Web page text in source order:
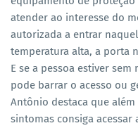
atender ao interesse do
autorizada a entrar
temperatura alta, a porta
E se a pessoa estiver
pode barrar o acesso ou
Antônio destaca que
sintomas consiga acessar